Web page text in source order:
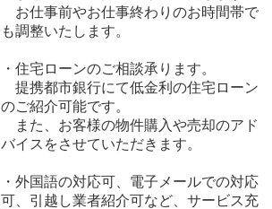
お仕事前やお仕事終わりのお時間帯で
も調整いたします。
・住宅ローンのご相談承ります。
提携都市銀行にて低金利の住宅ローン
のご紹介可能です。
また、お客様の物件購入や売却のアド
バイスをさせていただきます。
・外国語の対応可、電子メールでの対応
可、引越し業者紹介可など、サービス充